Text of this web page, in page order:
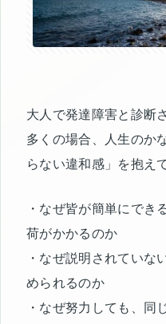
大人で発達障害と診断
多くの場合、人生のか
らない違和感」を抱え
・なぜ皆が簡単にでき
荷がかかるのか
・なぜ説明されていな
められるのか
・なぜ努力しても、同